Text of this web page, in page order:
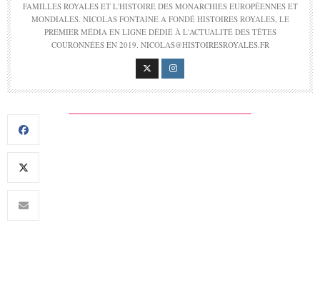
FAMILLES ROYALES ET L'HISTOIRE DES MONARCHIES EUROPÉENNES ET
MONDIALES. NICOLAS FONTAINE A FONDÉ HISTOIRES ROYALES, LE
PREMIER MÉDIA EN LIGNE DÉDIÉ À L'ACTUALITÉ DES TÊTES
COURONNÉES EN 2019. NICOLAS@HISTOIRESROYALES.FR